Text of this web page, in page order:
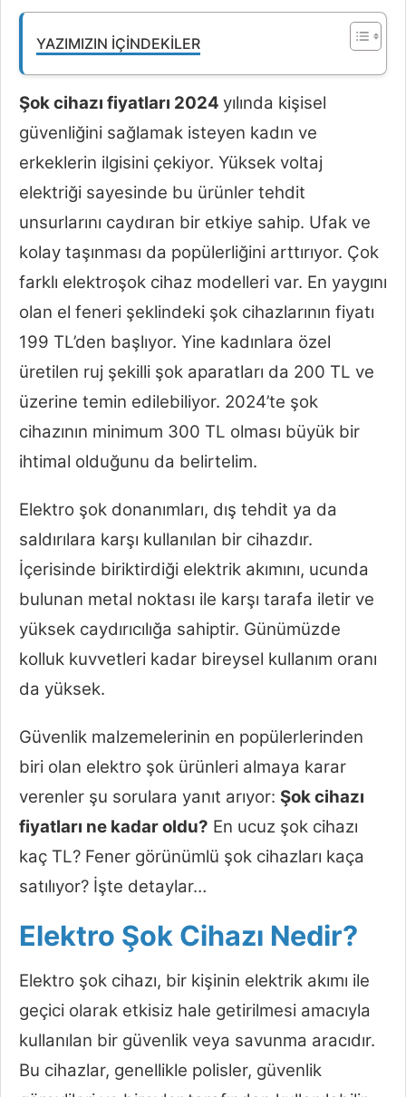
YAZIMIZIN İÇINDEKILER
Şok cihazı fiyatları 2024 yılında kişisel
güvenliğini sağlamak isteyen kadın ve
erkeklerin ilgisini çekiyor. Yüksek voltaj
elektriği sayesinde bu ürünler tehdit
unsurlarını caydıran bir etkiye sahip. Ufak ve
kolay taşınması da popülerliğini arttırıyor. Çok
farklı elektroşok cihaz modelleri var. En yaygını
olan el feneri şeklindeki şok cihazlarının fiyatı
199 TL’den başlıyor. Yine kadınlara özel
üretilen ruj şekilli şok aparatları da 200 TL ve
üzerine temin edilebiliyor. 2024’te şok
cihazının minimum 300 TL olması büyük bir
ihtimal olduğunu da belirtelim.
Elektro şok donanımları, dış tehdit ya da
saldırılara karşı kullanılan bir cihazdır.
İçerisinde biriktirdiği elektrik akımını, ucunda
bulunan metal noktası ile karşı tarafa iletir ve
yüksek caydırıcılığa sahiptir. Günümüzde
kolluk kuvvetleri kadar bireysel kullanım oranı
da yüksek.
Güvenlik malzemelerinin en popülerlerinden
biri olan elektro şok ürünleri almaya karar
verenler şu sorulara yanıt arıyor: Şok cihazı
fiyatları ne kadar oldu? En ucuz şok cihazı
kaç TL? Fener görünümlü şok cihazları kaça
satılıyor? İşte detaylar…
Elektro Şok Cihazı Nedir?
Elektro şok cihazı, bir kişinin elektrik akımı ile
geçici olarak etkisiz hale getirilmesi amacıyla
kullanılan bir güvenlik veya savunma aracıdır.
Bu cihazlar, genellikle polisler, güvenlik